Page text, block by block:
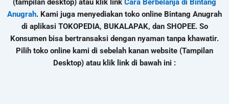
Anugrah. Kami juga menyediakan toko online Bintang Anugrah
di aplikasi TOKOPEDIA, BUKALAPAK, dan SHOPEE. So
Konsumen bisa bertransaksi dengan nyaman tanpa khawatir.
Pilih toko online kami di sebelah kanan website (Tampilan
Desktop) atau klik link di bawah ini :